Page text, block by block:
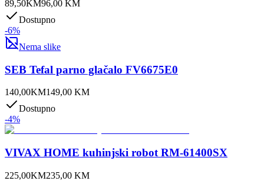
89,50KM96,00 KM
Dostupno
-6%
Nema slike
SEB Tefal parno glačalo FV6675E0
140,00KM149,00 KM
Dostupno
-4%
VIVAX HOME kuhinjski robot RM-61400SX
225,00KM235,00 KM